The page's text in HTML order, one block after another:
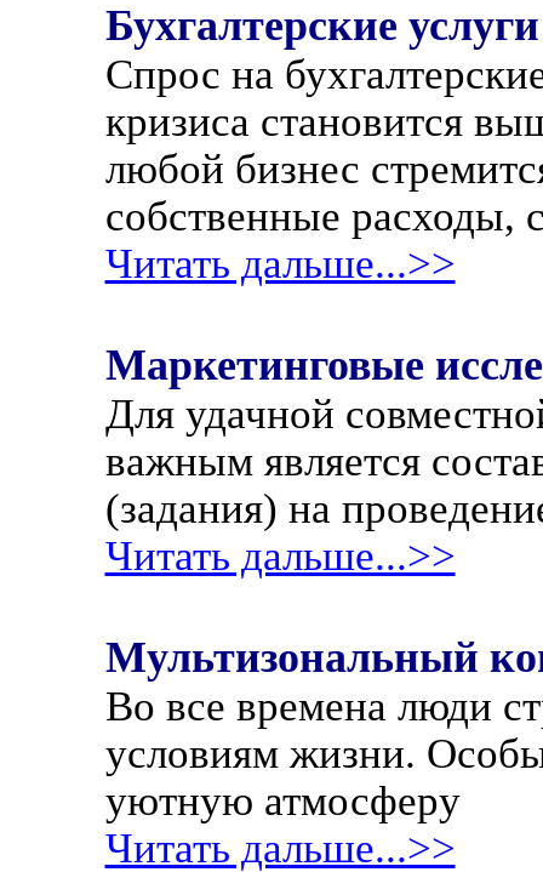
Бухгалтерские
Спрос на
кризиса становится
любой бизнес
собственные расходы,
Читать дальше...>>
Маркетинговые
Для удачной
важным является
(задания) на
Читать дальше...>>
Мультизональный
Во все времена люди
условиям жизни.
уютную атмосферу
Читать дальше...>>